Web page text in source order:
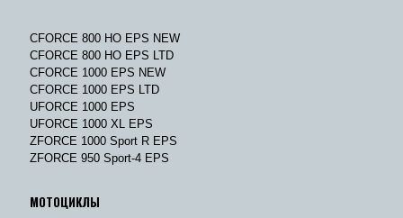
CFORCE 800 HO EPS NEW
CFORCE 800 HO EPS LTD
CFORCE 1000 EPS NEW
CFORCE 1000 EPS LTD
UFORCE 1000 EPS
UFORCE 1000 XL EPS
ZFORCE 1000 Sport R EPS
ZFORCE 950 Sport-4 EPS
МОТОЦИКЛЫ